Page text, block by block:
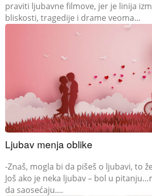
praviti ljubavne filmove, jer je linija
bliskosti, tragedije i drame veoma...
Ljubav menja oblike
-Znaš, mogla bi da pišeš o ljubavi, to
Još ako je neka ljubav – bol u
da saosećaju....